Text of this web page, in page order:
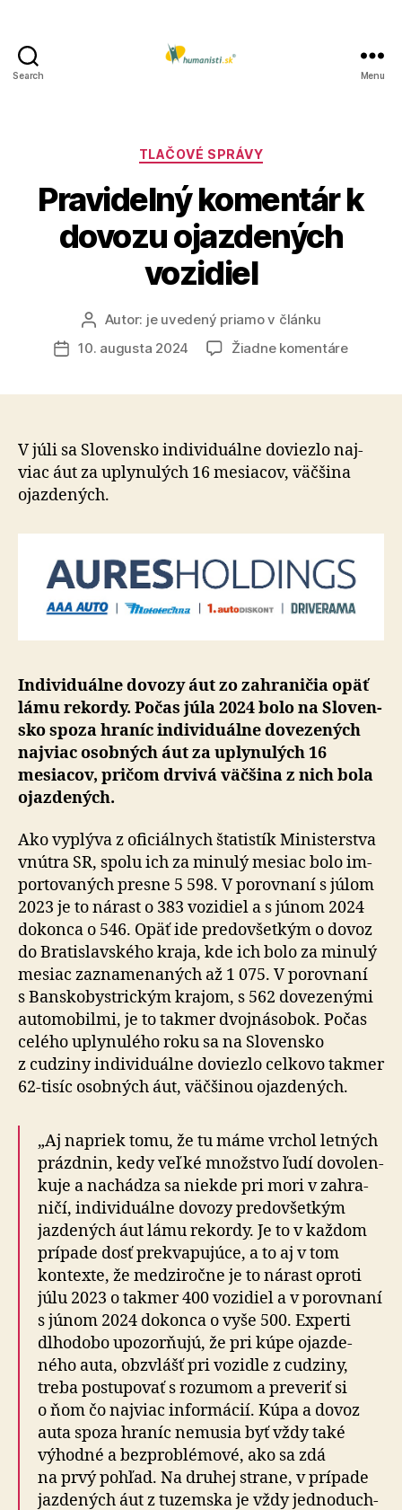
Search Menu
Kategórie
TLAČOVÉ SPRÁVY
Pravidelný komentár k
dovozu ojazdených
vozidiel
Autor
článku
Autor: je uvedený priamo v článku
Dátum
10. augusta 2024 Žiadne komentárena
vozidiel
V júli sa Slovensko individuálne do­viezlo naj­
viac áut za uply­nu­lých 16 me­sia­cov, väč­ši­na
ojazde­ných.
Individuálne dovozy áut zo zahraničia opäť
lámu rekordy. Počas júla 2024 bolo na Slo­ven­
sko spoza hraníc in­di­vi­du­ál­ne do­ve­ze­ných
naj­viac osob­ných áut za uply­nu­lých 16
mesiacov, pri­čom drvivá väč­šina z nich bola
ojazde­ných.
Ako vyplýva z oficiálnych štatistík Ministerstva
vnútra SR, spolu ich za mi­nu­lý me­siac bolo im­
porto­va­ných presne 5 598. V po­rov­naní s júlom
2023 je to nárast o 383 vozidiel a s júnom 2024
do­kon­ca o 546. Opäť ide pre­do­všet­kým o dovoz
do Bra­tislav­ského kraja, kde ich bolo za mi­nulý
mesiac zazna­me­na­ných až 1 075. V po­rov­naní
s Ban­sko­bystrickým krajom, s 562 dovezenými
auto­mo­bilmi, je to takmer dvoj­ná­so­bok. Počas
celého uply­nu­lého roku sa na Slo­ven­sko
z cudziny indi­vi­du­álne doviezlo cel­kovo takmer
62-tisíc osobných áut, väčšinou ojazdených.
„Aj napriek tomu, že tu máme vrchol letných
prázdnin, kedy veľké množstvo ľudí do­vo­len­
kuje a na­chá­dza sa niekde pri mori v zahra­
ničí, indi­vi­du­álne dovozy pre­do­všet­kým
jazde­ných áut lámu rekordy. Je to v každom
prípade dosť prekva­pu­júce, a to aj v tom
kontexte, že medzi­ročne je to nárast oproti
júlu 2023 o takmer 400 vozidiel a v po­rov­na­ní
s jú­nom 2024 do­kon­ca o vyše 500. Experti
dlho­dobo upo­zor­ňujú, že pri kúpe ojazde­
ného auta, obzvlášť pri vo­zidle z cudziny,
treba postupovať s rozumom a pre­ve­riť si
o ňom čo najviac infor­má­cií. Kúpa a dovoz
auta spoza hraníc nemusia byť vždy také
výhodné a bez­problé­mové, ako sa zdá
na prvý pohľad. Na druhej strane, v prí­pa­de
jazde­ných áut z tu­zem­ska je vždy jed­no­duch­